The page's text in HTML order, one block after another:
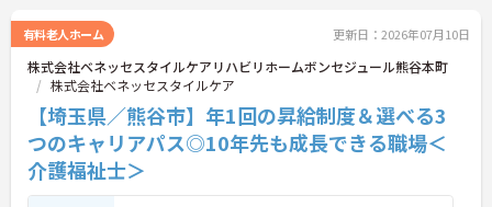
キャリア形成が可能です
さい！
有料老人ホーム 更新日：2026年07月10日
株式会社ベネッセスタイルケアリハビリホームボンセジュール熊谷本町
株式会社ベネッセスタイルケア
【埼玉県／熊谷市】年1回の昇給制度＆選べる3
つのキャリアパス◎10年先も成長できる職場＜
介護福祉士＞